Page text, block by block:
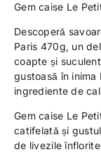
Gem caise Le
Descoperă
Paris 470g, un
coapte și
gustoasă în inima
ingrediente de
Gem caise Le
catifelată și
de livezile